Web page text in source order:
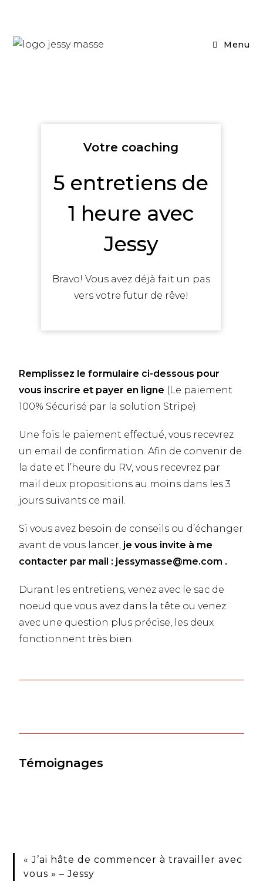
Menu
Votre coaching
5 entretiens de
1 heure avec
Jessy
Bravo! Vous avez déjà fait un pas
vers votre futur de rêve!
Remplissez le formulaire ci-dessous pour
vous inscrire et payer en ligne (Le paiement
100% Sécurisé par la solution Stripe).
Une fois le paiement effectué, vous recevrez
un email de confirmation. Afin de convenir de
la date et l’heure du RV, vous recevrez par
mail deux propositions au moins dans les 3
jours suivants ce mail.
Si vous avez besoin de conseils ou d’échanger
avant de vous lancer, je vous invite à me
contacter par mail : jessymasse@me.com .
Durant les entretiens, venez avec le sac de
noeud que vous avez dans la tête ou venez
avec une question plus précise, les deux
fonctionnent très bien.
Témoignages
« J’ai hâte de commencer à travailler avec
vous » – Jessy